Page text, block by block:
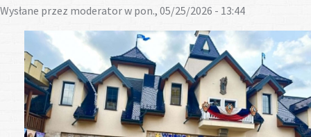
Szkoła
Strefa ucznia
Strefa rodzica
Wysłane przez moderatorw pon., 05/25/2026 - 13:44